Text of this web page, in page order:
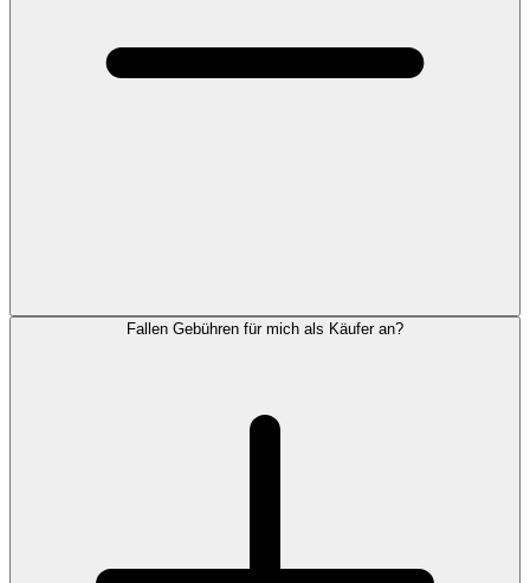
Fallen Gebühren für mich als Käufer an?